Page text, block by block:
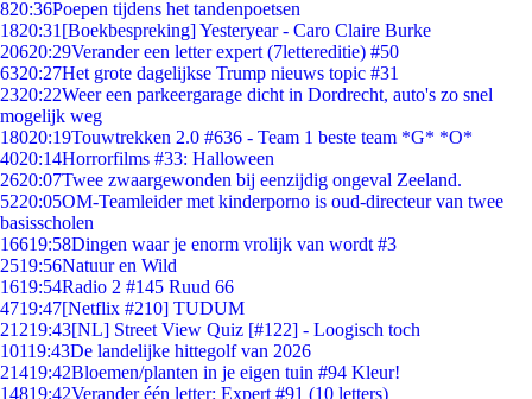
820:36Poepen tijdens het tandenpoetsen
1820:31 [Boekbespreking] Yesteryear - Caro Claire Burke
20620:29Verander een letter expert (7lettereditie) #50
6320:27Het grote dagelijkse Trump nieuws topic #31
2320:22Weer een parkeergarage dicht in Dordrecht, auto's zo snel
mogelijk weg
18020:19Touwtrekken 2.0 #636 - Team 1 beste team *G* *O*
4020:14Horrorfilms #33: Halloween
2620:07Twee zwaargewonden bij eenzijdig ongeval Zeeland.
5220:05OM-Teamleider met kinderporno is oud-directeur van twee
basisscholen
16619:58Dingen waar je enorm vrolijk van wordt #3
2519:56Natuur en Wild
1619:54Radio 2 #145 Ruud 66
4719:47[Netflix #210] TUDUM
21219:43[NL] Street View Quiz [#122] - Loogisch toch
10119:43De landelijke hittegolf van 2026
21419:42Bloemen/planten in je eigen tuin #94 Kleur!
14819:42Verander één letter: Expert #91 (10 letters)